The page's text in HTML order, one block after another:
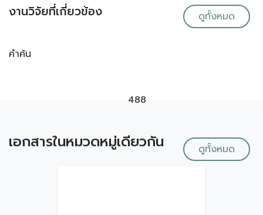
งานวิจัยที่เกี่ยวข้อง ดูทั้งหมด
คำค้น
488
เอกสารในหมวดหมู่เดียวกัน ดูทั้งหมด